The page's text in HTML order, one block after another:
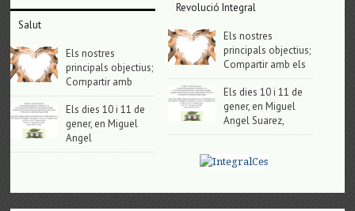
Salut
Els nostres
principals objectius;
Compartir amb
Els dies 10 i 11 de
gener, en Miguel
Angel
Revolució Integral
Els nostres
principals objectius;
Compartir amb els
Els dies 10 i 11 de
gener, en Miguel
Angel Suarez,